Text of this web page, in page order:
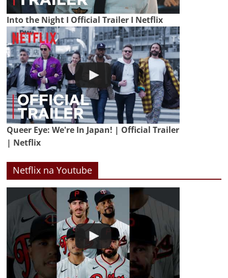
Into the Night I Official Trailer I Netflix
Queer Eye: We're In Japan! | Official Trailer
| Netflix
Netflix na Youtube